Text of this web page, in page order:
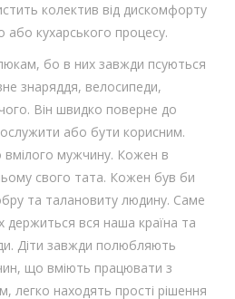
колектив від дискомфорту
або кухарського процесу.
бо в них завжди псуються
знаряддя, велосипеди,
Він швидко поверне до
або бути корисним.
мужчину. Кожен в
свого тата. Кожен був би
та талановиту людину. Саме
держиться вся наша країна та
Діти завжди полюбляють
що вміють працювати з
легко находять прості рішення